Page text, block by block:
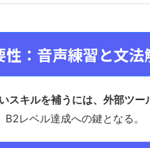
：音声練習と文法
スキルを補うには、外部ツー
B2レベル達成への鍵となる。